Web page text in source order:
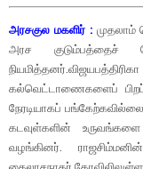
அரசகுல மகளிர் : முதலாம்
அரச குடும்பத்தைச்
கல்வெட்டாணைகளைப்
நேரடியாகப்
கடவுள்களின்
வழங்கினர்.